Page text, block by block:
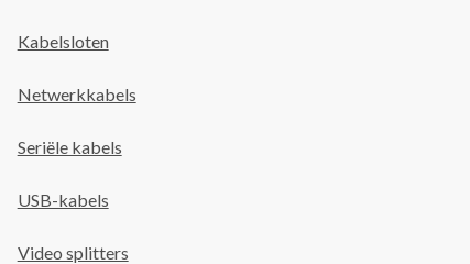
Kabelsloten
Netwerkkabels
Seriële kabels
USB-kabels
Video splitters